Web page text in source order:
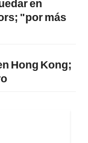
en
"por más
Hong Kong;